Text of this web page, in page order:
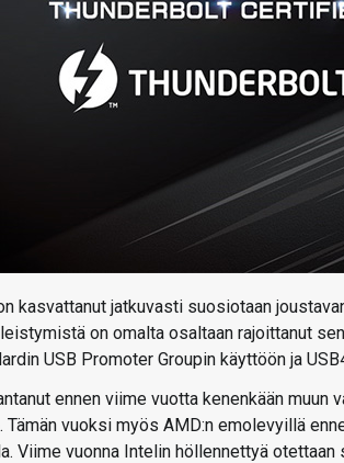
kasvattanut jatkuvasti suosiotaan
on omalta osaltaan rajoittanut
USB Promoter Groupin käyttöön ja
ennen viime vuotta kenenkään
vuoksi myös AMD:n emolevyillä
Viime vuonna Intelin höllennettyä